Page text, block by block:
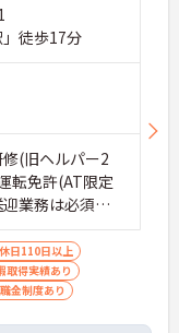
徒歩17分
(旧ヘルパー2
転免許(AT限定
業務は必須と
日110日以上
取得実績あり
金制度あり